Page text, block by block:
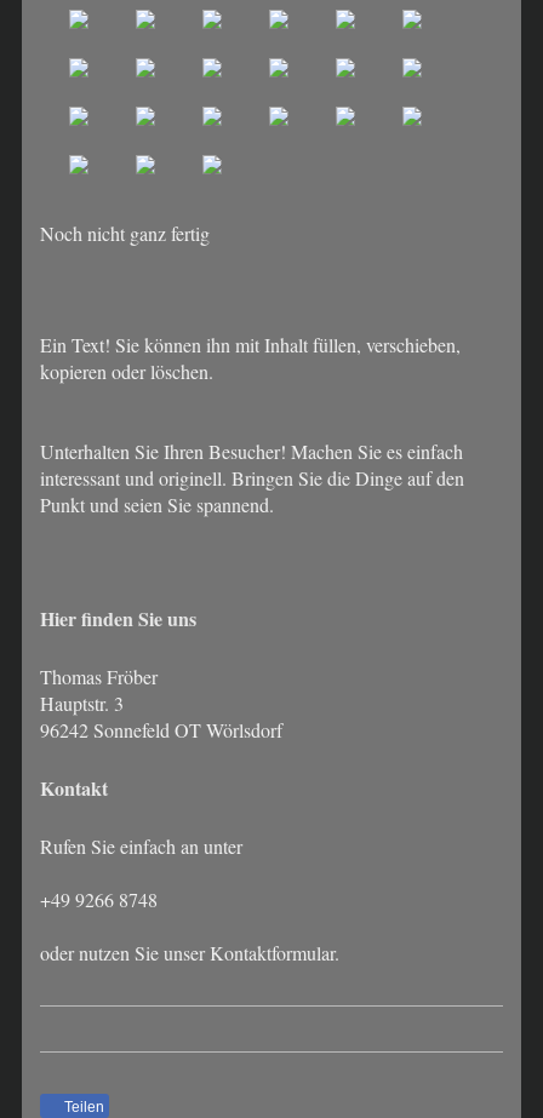
Noch nicht ganz fertig
Ein Text! Sie können ihn mit Inhalt füllen, verschieben,
kopieren oder löschen.
Unterhalten Sie Ihren Besucher! Machen Sie es einfach
interessant und originell. Bringen Sie die Dinge auf den
Punkt und seien Sie spannend.
Hier finden Sie uns
Thomas Fröber
Hauptstr. 3
96242 Sonnefeld OT Wörlsdorf
Kontakt
Rufen Sie einfach an unter
+49 9266 8748
oder nutzen Sie unser Kontaktformular.
Teilen